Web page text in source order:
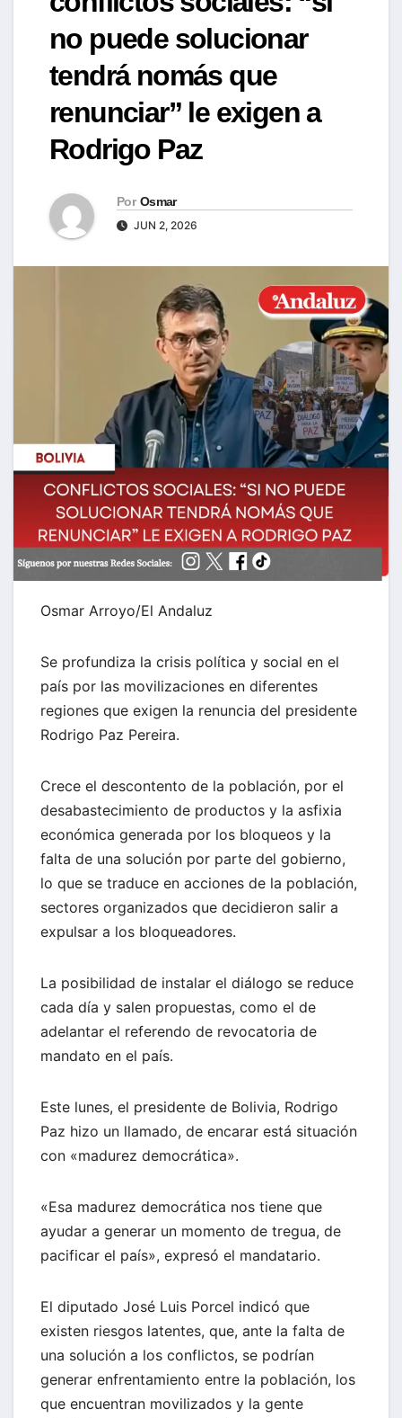
no puede solucionar
tendrá nomás que
renunciar” le exigen a
Rodrigo Paz
Por Osmar
JUN 2, 2026
Osmar Arroyo/El Andaluz
Se profundiza la crisis política y social en el
país por las movilizaciones en diferentes
regiones que exigen la renuncia del presidente
Rodrigo Paz Pereira.
Crece el descontento de la población, por el
desabastecimiento de productos y la asfixia
económica generada por los bloqueos y la
falta de una solución por parte del gobierno,
lo que se traduce en acciones de la población,
sectores organizados que decidieron salir a
expulsar a los bloqueadores.
La posibilidad de instalar el diálogo se reduce
cada día y salen propuestas, como el de
adelantar el referendo de revocatoria de
mandato en el país.
Este lunes, el presidente de Bolivia, Rodrigo
Paz hizo un llamado, de encarar está situación
con «madurez democrática».
«Esa madurez democrática nos tiene que
ayudar a generar un momento de tregua, de
pacificar el país», expresó el mandatario.
El diputado José Luis Porcel indicó que
existen riesgos latentes, que, ante la falta de
una solución a los conflictos, se podrían
generar enfrentamiento entre la población, los
que encuentran movilizados y la gente